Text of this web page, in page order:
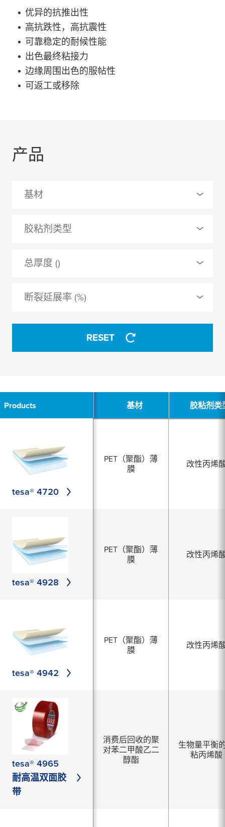
优异的抗推出性
高抗跌性，高抗震性
可靠稳定的耐候性能
出色最终粘接力
边缘周围出色的服帖性
可返工或移除
产品
基材
0 Selected
PET（聚酯）
消费后回收的聚对苯二甲酸乙二醇酯
胶粘剂类型
0 Selected
丙烯酸
特殊
生物量平衡的增粘丙烯酸APPLY
总厚度 ()
断裂延展率 (%)
RESET
Products 基材 胶粘剂类
Products 基材 胶粘剂类
tesa® 4720
PET（聚酯）薄
膜
改性丙烯
tesa® 4928
PET（聚酯）薄
膜
改性丙烯
tesa® 4942
PET（聚酯）薄
膜
改性丙烯
tesa® 4965
耐高温双面胶
带
消费后回收的聚
对苯二甲酸乙二
醇酯
生物量平衡
粘丙烯酸